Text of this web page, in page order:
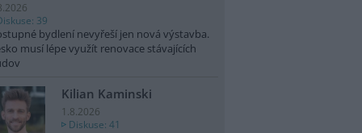
39
bydlení nevyřeší jen nová výstavba.
musí lépe využít renovace stávajících
Kilian Kaminski
1.8.2026
Diskuse: 41